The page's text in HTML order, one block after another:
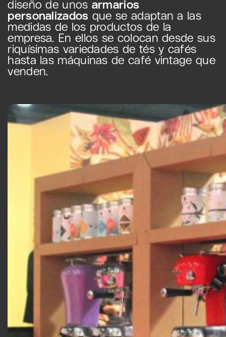
diseño de unos armarios
personalizados que se adaptan a las
medidas de los productos de la
empresa. En ellos se colocan desde sus
riquísimas variedades de tés y cafés
hasta las máquinas de café vintage que
venden.